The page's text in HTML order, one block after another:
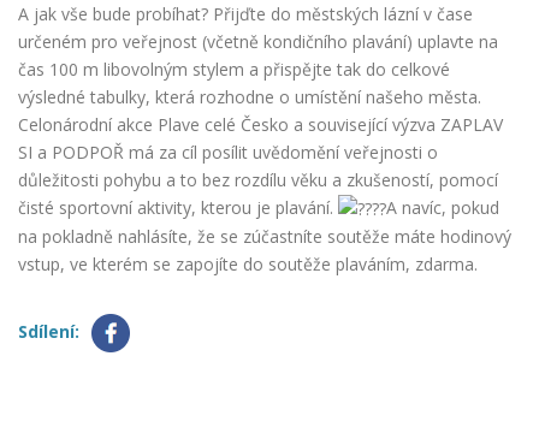
A jak vše bude probíhat? Přijďte do městských lázní v čase
určeném pro veřejnost (včetně kondičního plavání) uplavte na
čas 100 m libovolným stylem a přispějte tak do celkové
výsledné tabulky, která rozhodne o umístění našeho města.
Celonárodní akce Plave celé Česko a související výzva ZAPLAV
SI a PODPOŘ má za cíl posílit uvědomění veřejnosti o
důležitosti pohybu a to bez rozdílu věku a zkušeností, pomocí
čisté sportovní aktivity, kterou je plavání.
A navíc, pokud
na pokladně nahlásíte, že se zúčastníte soutěže máte hodinový
vstup, ve kterém se zapojíte do soutěže plaváním, zdarma.
Sdílení: